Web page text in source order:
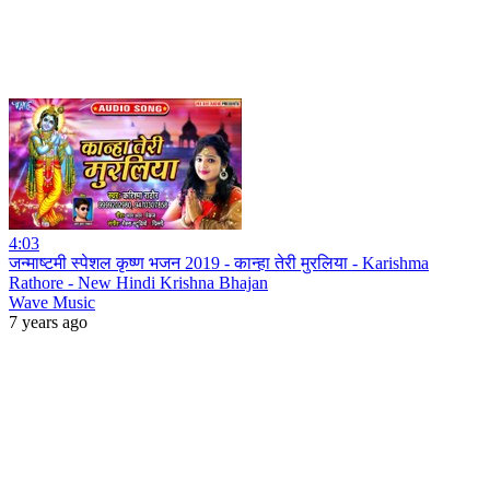
4:03
जन्माष्टमी स्पेशल कृष्ण भजन 2019 - कान्हा तेरी मुरलिया - Karishma
Rathore - New Hindi Krishna Bhajan
Wave Music
7 years ago